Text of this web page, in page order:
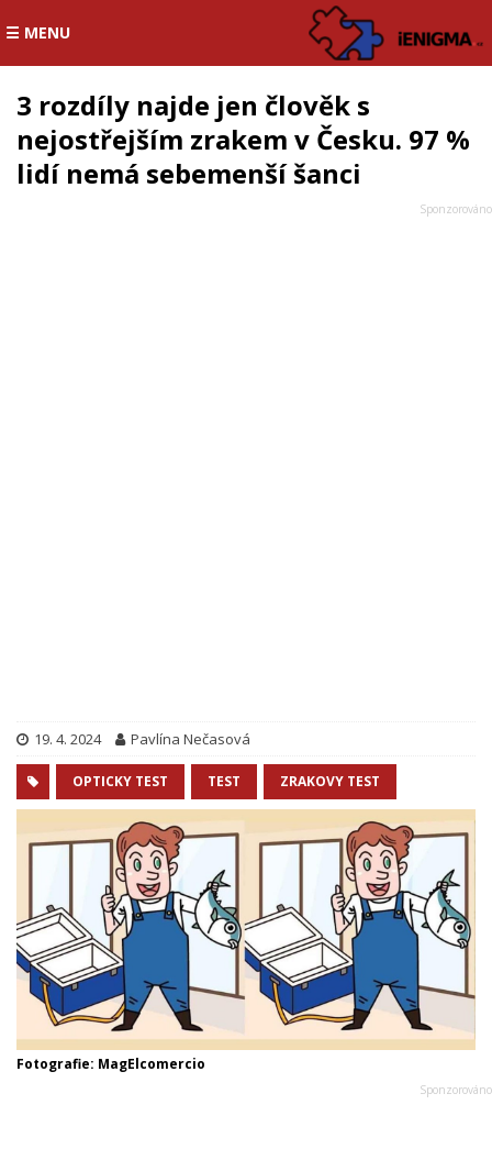
☰ MENU
3 rozdíly najde jen člověk s
nejostřejším zrakem v Česku. 97 %
lidí nemá sebemenší šanci
19. 4. 2024 Pavlína Nečasová
OPTICKY TEST TEST ZRAKOVY TEST
Fotografie: MagElcomercio